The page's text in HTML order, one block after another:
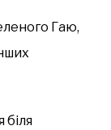
Гаю,
біля